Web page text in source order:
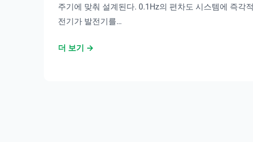
주기에 맞춰 설계된다. 0.1Hz의 편차도 시스템에 즉각
전기가 발전기를…
더 보기 →